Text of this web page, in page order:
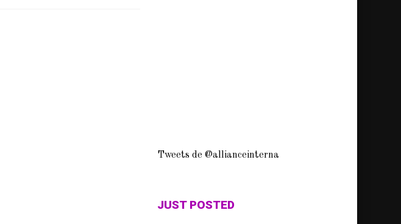
Tweets de @allianceinterna
JUST POSTED